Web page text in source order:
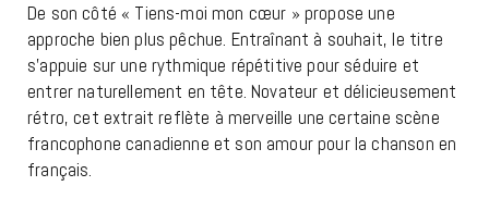
De son côté « Tiens-moi mon cœur » propose une
approche bien plus pêchue. Entraînant à souhait, le titre
s’appuie sur une rythmique répétitive pour séduire et
entrer naturellement en tête. Novateur et délicieusement
rétro, cet extrait reflète à merveille une certaine scène
francophone canadienne et son amour pour la chanson en
français.